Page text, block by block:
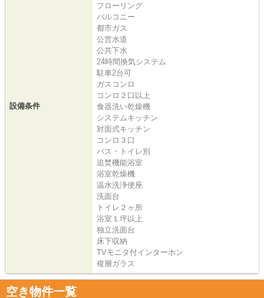
設備条件
フローリング
バルコニー
都市ガス
公営水道
公共下水
24時間換気システム
駐車2台可
ガスコンロ
コンロ２口以上
食器洗い乾燥機
システムキッチン
対面式キッチン
コンロ３口
バス・トイレ別
追焚機能浴室
浴室乾燥機
温水洗浄便座
洗面台
トイレ２ヶ所
浴室１坪以上
独立洗面台
床下収納
TVモニタ付インターホン
複層ガラス
空き物件一覧